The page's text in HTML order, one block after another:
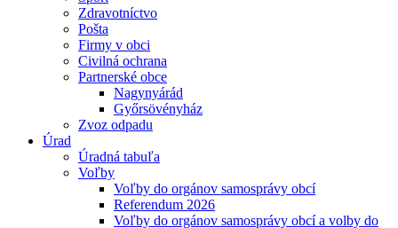
Zdravotníctvo
Pošta
Firmy v obci
Civilná ochrana
Partnerské obce
Nagynyárád
Győrsövényház
Zvoz odpadu
Úrad
Úradná tabuľa
Voľby
Voľby do orgánov samosprávy obcí
Referendum 2026
Voľby do orgánov samosprávy obcí a volby do